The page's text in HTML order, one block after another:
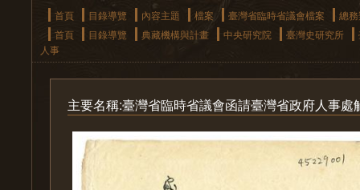
首頁 目錄導覽 內容主題 檔案 臺灣省臨時省議會檔案
總
首頁
目錄導覽 典藏機構與計畫 中央研究院 臺灣史研究所
人事
主要名稱:臺灣省臨時省議會函請臺灣省政府人事